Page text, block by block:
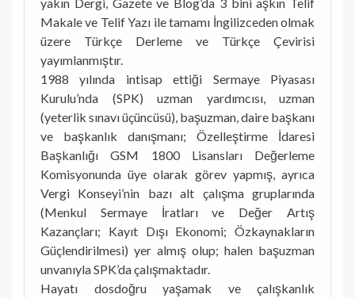
Makale ve Telif Yazı ile tamamı İngilizceden olmak
üzere Türkçe Derleme ve Türkçe Çevirisi
yayımlanmıştır.
1988 yılında intisap ettiği Sermaye Piyasası
Kurulu’nda (SPK) uzman yardımcısı, uzman
(yeterlik sınavı üçüncüsü), başuzman, daire başkanı
ve başkanlık danışmanı; Özelleştirme İdaresi
Başkanlığı GSM 1800 Lisansları Değerleme
Komisyonunda üye olarak görev yapmış, ayrıca
Vergi Konseyi’nin bazı alt çalışma gruplarında
(Menkul Sermaye İratları ve Değer Artış
Kazançları; Kayıt Dışı Ekonomi; Özkaynakların
Güçlendirilmesi) yer almış olup; halen başuzman
unvanıyla SPK’da çalışmaktadır.
Hayatı dosdoğru yaşamak ve çalışkanlık